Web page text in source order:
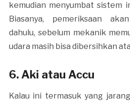
kemudian menyumbat sistem
Biasanya, pemeriksaan
dahulu, sebelum mekanik
udara masih bisa dibersihkan
6. Aki atau Accu
Kalau ini termasuk yang